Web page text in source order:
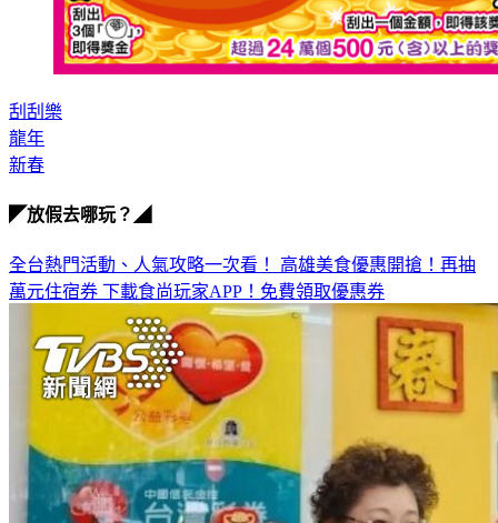
刮刮樂
龍年
新春
◤放假去哪玩？◢
全台熱門活動、人氣攻略一次看！ 高雄美食優惠開搶！再抽
萬元住宿券 下載食尚玩家APP！免費領取優惠券